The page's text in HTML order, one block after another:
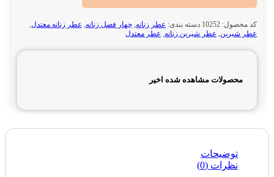
کد محصول: 10252 دسته بندی: عطر زنانه, چهار فصل زنانه, عطر زنانه معتدل,
عطر شیرین, عطر شیرین زنانه, عطر معتدل
محصولات مشاهده شده اخیر
توضیحات
نظرات (0)